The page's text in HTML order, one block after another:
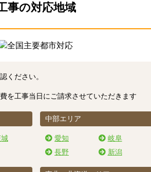
事の対応地域
ください。
を工事当日にご請求させていただきます
中部エリア
愛知
岐阜
長野
新潟